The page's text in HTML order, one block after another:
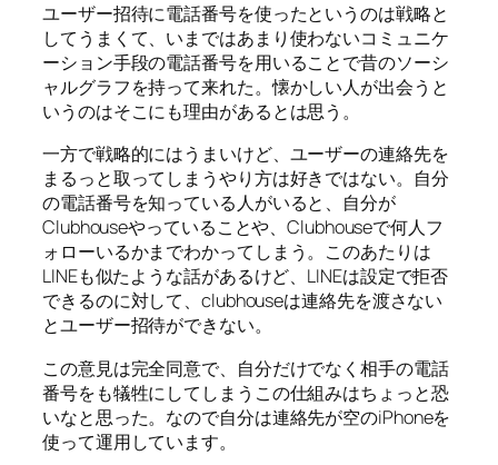
ユーザー招待に電話番号を使ったというのは戦略と
してうまくて、いまではあまり使わないコミュニケ
ーション手段の電話番号を用いることで昔のソーシ
ャルグラフを持って来れた。懐かしい人が出会うと
いうのはそこにも理由があるとは思う。
一方で戦略的にはうまいけど、ユーザーの連絡先を
まるっと取ってしまうやり方は好きではない。自分
の電話番号を知っている人がいると、自分が
Clubhouseやっていることや、Clubhouseで何人フ
ォローいるかまでわかってしまう。このあたりは
LINEも似たような話があるけど、LINEは設定で拒否
できるのに対して、clubhouseは連絡先を渡さない
とユーザー招待ができない。
この意見は完全同意で、自分だけでなく相手の電話
番号をも犠牲にしてしまうこの仕組みはちょっと恐
いなと思った。なので自分は連絡先が空のiPhoneを
使って運用しています。